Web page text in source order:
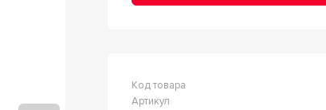
Код товара
Артикул